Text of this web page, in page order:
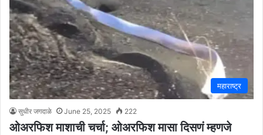
महाराष्ट्र
सुधीर जगदाळे June 25, 2025 222
ओअरफिश माशाची चर्चा; ओअरफिश मासा दिसणं म्हणजे